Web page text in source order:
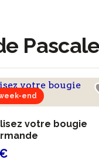
Pascale
end
votre bougie